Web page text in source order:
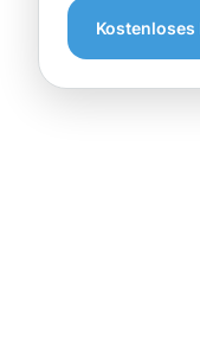
Kostenloses